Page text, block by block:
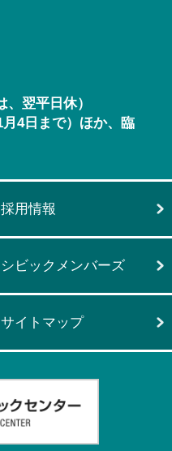
翌平日休）
4日まで）ほか、臨
採用情報
シビックメンバーズ
サイトマップ